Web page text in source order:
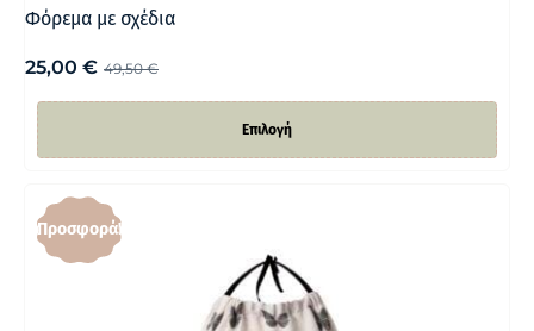
Φόρεμα με σχέδια
49,50€
25,00 €
Επιλογή
Προσφορά!